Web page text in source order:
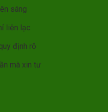
sáng
liên lạc
định rõ
mà xin tư